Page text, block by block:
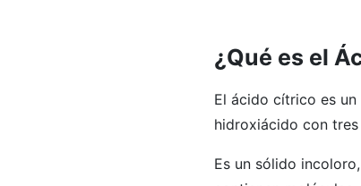
¿Qué es el
El ácido cítrico es
hidroxiácido con
Es un sólido